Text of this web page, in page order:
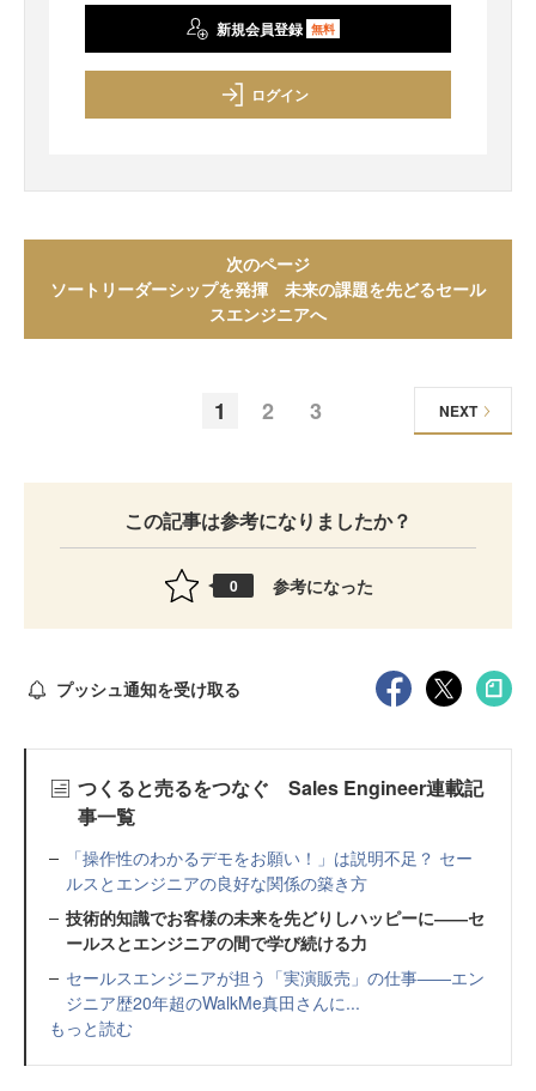
新規会員登録 無料
ログイン
次のページ
ソートリーダーシップを発揮 未来の課題を先どるセール
スエンジニアへ
1 2 3 NEXT
この記事は参考になりましたか？
0 参考になった
プッシュ通知を受け取る
つくると売るをつなぐ Sales Engineer連載記
事一覧
「操作性のわかるデモをお願い！」は説明不足？ セー
ルスとエンジニアの良好な関係の築き方
技術的知識でお客様の未来を先どりしハッピーに――セ
ールスとエンジニアの間で学び続ける力
セールスエンジニアが担う「実演販売」の仕事――エン
ジニア歴20年超のWalkMe真田さんに...
もっと読む